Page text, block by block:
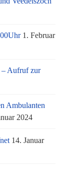
1. Februar
– Aufruf zur
Ambulanten
2024
14. Januar